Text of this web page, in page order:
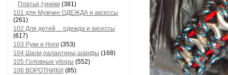
Платья,туники (381)
101 для Мужчин ОДЕЖДА и аксессы
(261)
102 Для детей ... одежда и аксессы
(617)
103 Руки и Ноги (353)
104 Шали,палантины,шарфы (168)
105 Головные уборы (552)
106 ВОРОТНИКИ (85)